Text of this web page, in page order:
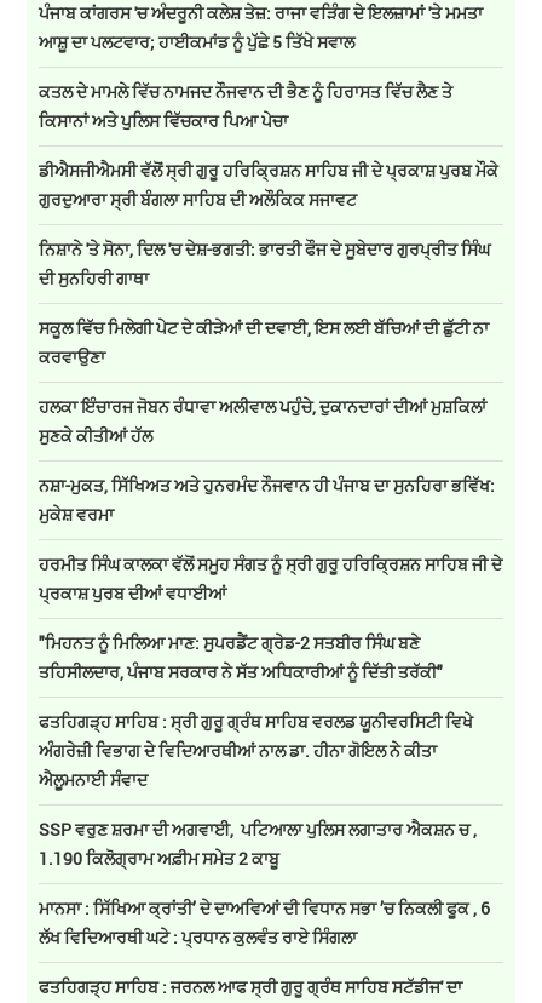
ਪੰਜਾਬ ਕਾਂਗਰਸ 'ਚ ਅੰਦਰੂਨੀ ਕਲੇਸ਼ ਤੇਜ਼: ਰਾਜਾ ਵੜਿੰਗ ਦੇ ਇਲਜ਼ਾਮਾਂ 'ਤੇ ਮਮਤਾ
ਆਸ਼ੂ ਦਾ ਪਲਟਵਾਰ; ਹਾਈਕਮਾਂਡ ਨੂੰ ਪੁੱਛੇ 5 ਤਿੱਖੇ ਸਵਾਲ
ਕਤਲ ਦੇ ਮਾਮਲੇ ਵਿੱਚ ਨਾਮਜਦ ਨੌਜਵਾਨ ਦੀ ਭੈਣ ਨੂੰ ਹਿਰਾਸਤ ਵਿੱਚ ਲੈਣ ਤੇ
ਕਿਸਾਨਾਂ ਅਤੇ ਪੁਲਿਸ ਵਿੱਚਕਾਰ ਪਿਆ ਪੇਚਾ
ਡੀਐਸਜੀਐਮਸੀ ਵੱਲੋਂ ਸ੍ਰੀ ਗੁਰੂ ਹਰਿਕ੍ਰਿਸ਼ਨ ਸਾਹਿਬ ਜੀ ਦੇ ਪ੍ਰਕਾਸ਼ ਪੁਰਬ ਮੌਕੇ
ਗੁਰਦੁਆਰਾ ਸ੍ਰੀ ਬੰਗਲਾ ਸਾਹਿਬ ਦੀ ਅਲੌਕਿਕ ਸਜਾਵਟ
ਨਿਸ਼ਾਨੇ 'ਤੇ ਸੋਨਾ, ਦਿਲ 'ਚ ਦੇਸ਼-ਭਗਤੀ: ਭਾਰਤੀ ਫੌਜ ਦੇ ਸੂਬੇਦਾਰ ਗੁਰਪ੍ਰੀਤ ਸਿੰਘ
ਦੀ ਸੁਨਹਿਰੀ ਗਾਥਾ
ਸਕੂਲ ਵਿੱਚ ਮਿਲੇਗੀ ਪੇਟ ਦੇ ਕੀੜੇਆਂ ਦੀ ਦਵਾਈ, ਇਸ ਲਈ ਬੱਚਿਆਂ ਦੀ ਛੁੱਟੀ ਨਾ
ਕਰਵਾਉਣਾ
ਹਲਕਾ ਇੰਚਾਰਜ ਜੋਬਨ ਰੰਧਾਵਾ ਅਲੀਵਾਲ ਪਹੁੰਚੇ, ਦੁਕਾਨਦਾਰਾਂ ਦੀਆਂ ਮੁਸ਼ਕਿਲਾਂ
ਸੁਣਕੇ ਕੀਤੀਆਂ ਹੱਲ
ਨਸ਼ਾ-ਮੁਕਤ, ਸਿੱਖਿਅਤ ਅਤੇ ਹੁਨਰਮੰਦ ਨੌਜਵਾਨ ਹੀ ਪੰਜਾਬ ਦਾ ਸੁਨਹਿਰਾ ਭਵਿੱਖ:
ਮੁਕੇਸ਼ ਵਰਮਾ
ਹਰਮੀਤ ਸਿੰਘ ਕਾਲਕਾ ਵੱਲੋਂ ਸਮੂਹ ਸੰਗਤ ਨੂੰ ਸ੍ਰੀ ਗੁਰੂ ਹਰਿਕ੍ਰਿਸ਼ਨ ਸਾਹਿਬ ਜੀ ਦੇ
ਪ੍ਰਕਾਸ਼ ਪੁਰਬ ਦੀਆਂ ਵਧਾਈਆਂ
"ਮਿਹਨਤ ਨੂੰ ਮਿਲਿਆ ਮਾਣ: ਸੁਪਰਡੈਂਟ ਗ੍ਰੇਡ-2 ਸਤਬੀਰ ਸਿੰਘ ਬਣੇ
ਤਹਿਸੀਲਦਾਰ, ਪੰਜਾਬ ਸਰਕਾਰ ਨੇ ਸੱਤ ਅਧਿਕਾਰੀਆਂ ਨੂੰ ਦਿੱਤੀ ਤਰੱਕੀ"
ਫਤਹਿਗੜ੍ਹ ਸਾਹਿਬ : ਸ੍ਰੀ ਗੁਰੂ ਗ੍ਰੰਥ ਸਾਹਿਬ ਵਰਲਡ ਯੂਨੀਵਰਸਿਟੀ ਵਿਖੇ
ਅੰਗਰੇਜ਼ੀ ਵਿਭਾਗ ਦੇ ਵਿਦਿਆਰਥੀਆਂ ਨਾਲ ਡਾ. ਹੀਨਾ ਗੋਇਲ ਨੇ ਕੀਤਾ
ਐਲੂਮਨਾਈ ਸੰਵਾਦ
SSP ਵਰੁਣ ਸ਼ਰਮਾ ਦੀ ਅਗਵਾਈ, ਪਟਿਆਲਾ ਪੁਲਿਸ ਲਗਾਤਾਰ ਐਕਸ਼ਨ ਚ ,
1.190 ਕਿਲੋਗ੍ਰਾਮ ਅਫ਼ੀਮ ਸਮੇਤ 2 ਕਾਬੂ
ਮਾਨਸਾ : ਸਿੱਖਿਆ ਕ੍ਰਾਂਤੀ’ ਦੇ ਦਾਅਵਿਆਂ ਦੀ ਵਿਧਾਨ ਸਭਾ ’ਚ ਨਿਕਲੀ ਫੂਕ , 6
ਲੱਖ ਵਿਦਿਆਰਥੀ ਘਟੇ : ਪ੍ਰਧਾਨ ਕੁਲਵੰਤ ਰਾਏ ਸਿੰਗਲਾ
ਫਤਹਿਗੜ੍ਹ ਸਾਹਿਬ : ਜਰਨਲ ਆਫ ਸ੍ਰੀ ਗੁਰੂ ਗ੍ਰੰਥ ਸਾਹਿਬ ਸਟੱਡੀਜ' ਦਾ